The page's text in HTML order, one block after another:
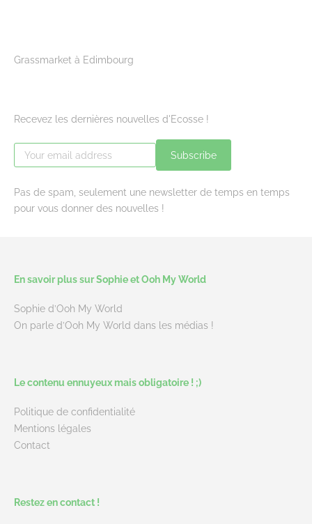
Grassmarket à Edimbourg
Recevez les dernières nouvelles d'Ecosse !
Subscribe
Pas de spam, seulement une newsletter de temps en temps
pour vous donner des nouvelles !
En savoir plus sur Sophie et Ooh My World
Sophie d’Ooh My World
On parle d’Ooh My World dans les médias !
Le contenu ennuyeux mais obligatoire ! ;)
Politique de confidentialité
Mentions légales
Contact
Restez en contact !